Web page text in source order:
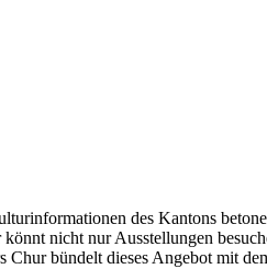
des Kantons
nicht nur Ausstellungen
bündelt dieses Angebot mit